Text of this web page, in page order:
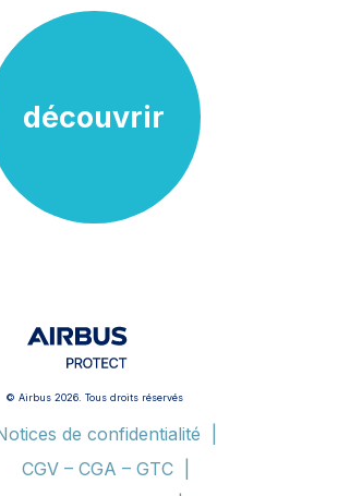
découvrir
© Airbus 2026. Tous droits réservés
de confidentialité
CGV – CGA – GTC